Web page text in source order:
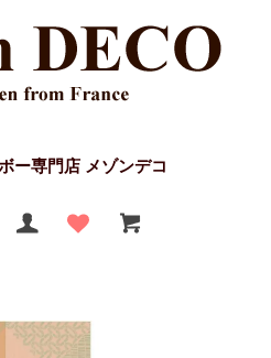
ー専門店 メゾンデコ